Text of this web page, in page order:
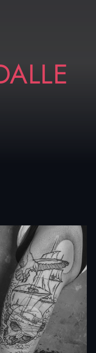
più ampio e
tatuaggio sulla
complesse
mitologiche